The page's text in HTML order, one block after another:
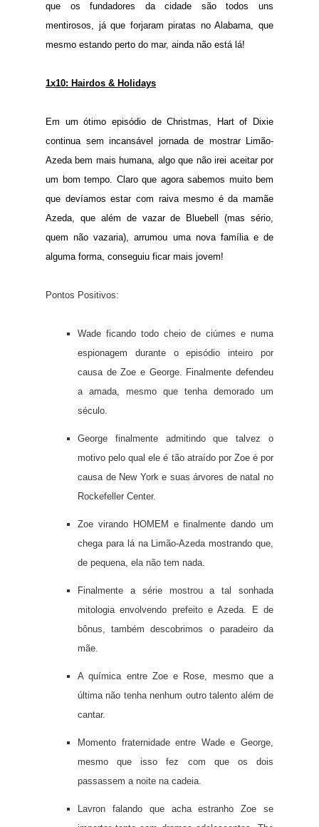
que os fundadores da cidade são todos uns
mentirosos, já que forjaram piratas no Alabama, que
mesmo estando perto do mar, ainda não está lá!
1x10: Hairdos & Holidays
Em um ótimo episódio de Christmas, Hart of Dixie
continua sem incansável jornada de mostrar Limão-
Azeda bem mais humana, algo que não irei aceitar por
um bom tempo. Claro que agora sabemos muito bem
que devíamos estar com raiva mesmo é da mamãe
Azeda, que além de vazar de Bluebell (mas sério,
quem não vazaria), arrumou uma nova família e de
alguma forma, conseguiu ficar mais jovem!
Pontos Positivos:
Wade ficando todo cheio de ciúmes e numa
espionagem durante o episódio inteiro por
causa de Zoe e George. Finalmente defendeu
a amada, mesmo que tenha demorado um
século.
George finalmente admitindo que talvez o
motivo pelo qual ele é tão atraído por Zoe é por
causa de New York e suas árvores de natal no
Rockefeller Center.
Zoe virando HOMEM e finalmente dando um
chega para lá na Limão-Azeda mostrando que,
de pequena, ela não tem nada.
Finalmente a série mostrou a tal sonhada
mitologia envolvendo prefeito e Azeda. E de
bônus, também descobrimos o paradeiro da
mãe.
A química entre Zoe e Rose, mesmo que a
última não tenha nenhum outro talento além de
cantar.
Momento fraternidade entre Wade e George,
mesmo que isso fez com que os dois
passassem a noite na cadeia.
Lavron falando que acha estranho Zoe se